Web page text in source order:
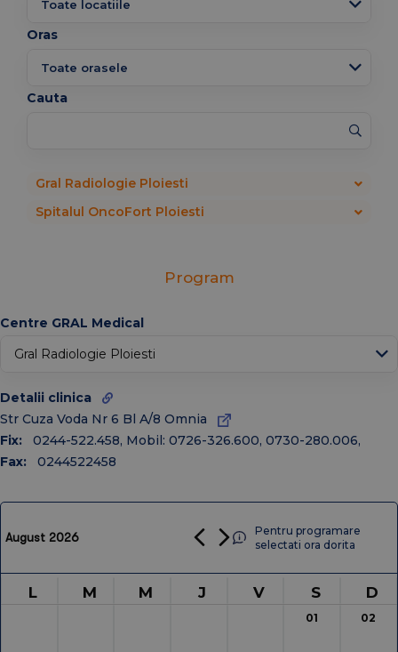
Oras
Cauta
Gral Radiologie Ploiesti
Spitalul OncoFort Ploiesti
Program
Centre GRAL Medical
Detalii clinica
Str Cuza Voda Nr 6 Bl A/8 Omnia
Fix:
0244-522.458, Mobil: 0726-326.600, 0730-280.006,
Fax:
0244522458
Ian Feb
Apr
Mai
Noiembrie
2026 2025
August 2026
Pentru programare
selectati ora dorita
L M M J V S D
01 02